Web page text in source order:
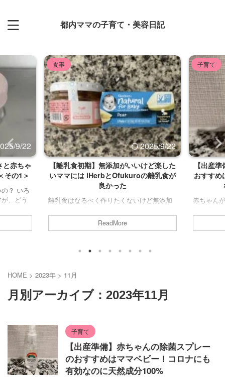
都内ママの子育て・美容日記
9/22
と赤ちゃ
その1＞
？ いろ
、どう
が良い
かと
いない
ズに移
、病院で
食事
2025/9/22
【離乳食初期】無添加がいいけど楽した
いママには iHerbとOfukuroの離乳食が
良かった
離乳食はなるべく作りたくないけど無添加
意するだけでも大変なのに、それに加えて
子ども専用の少量かつ多種類の食材を使っ
ですよね。 そして食べてくれないと何でこ
しまう... また、楽はしたいけど無添加のも
がまま放題ですが、そんな私が辿り着いた
ReadMore
子育て
【出産
おすすめ
赤ちゃん
除菌スプ
んですが
HOME > 2023年 > 11月
月別アーカイブ：2023年11月
子育て
【出産準備】赤ちゃんの除菌スプレー
のおすすめはママベビー！コロナにも
有効なのに天然成分100%